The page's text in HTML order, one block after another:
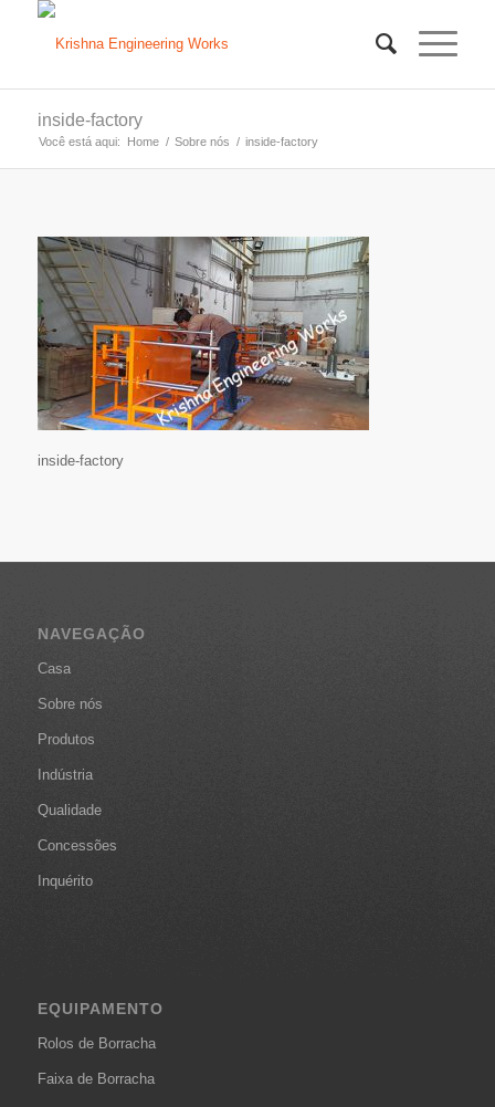
inside-factory
Você está aqui: Home / Sobre nós / inside-factory
inside-factory
NAVEGAÇÃO
Casa
Sobre nós
Produtos
Indústria
Qualidade
Concessões
Inquérito
EQUIPAMENTO
Rolos de Borracha
Faixa de Borracha